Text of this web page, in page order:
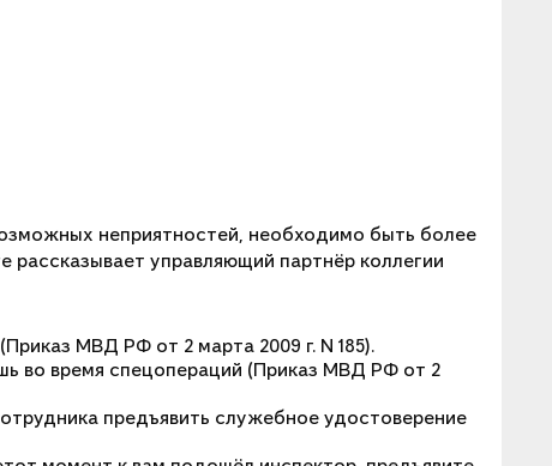
неприятностей, необходимо быть более
управляющий партнёр коллегии
МВД РФ от 2 марта 2009 г. N 185).
во время спецопераций (Приказ МВД РФ от 2
предъявить служебное удостоверение